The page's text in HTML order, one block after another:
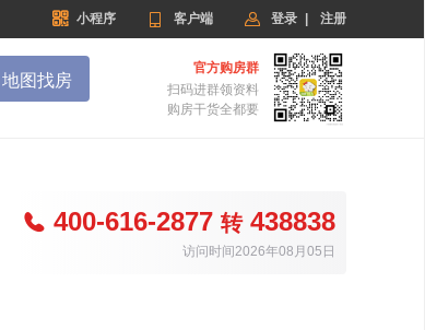
 小程序  客户端  登录 注册
地图找房
官方购房群
扫码进群领资料
购房干货全都要
 400-616-2877 转438838
访问时间2026年08月05日